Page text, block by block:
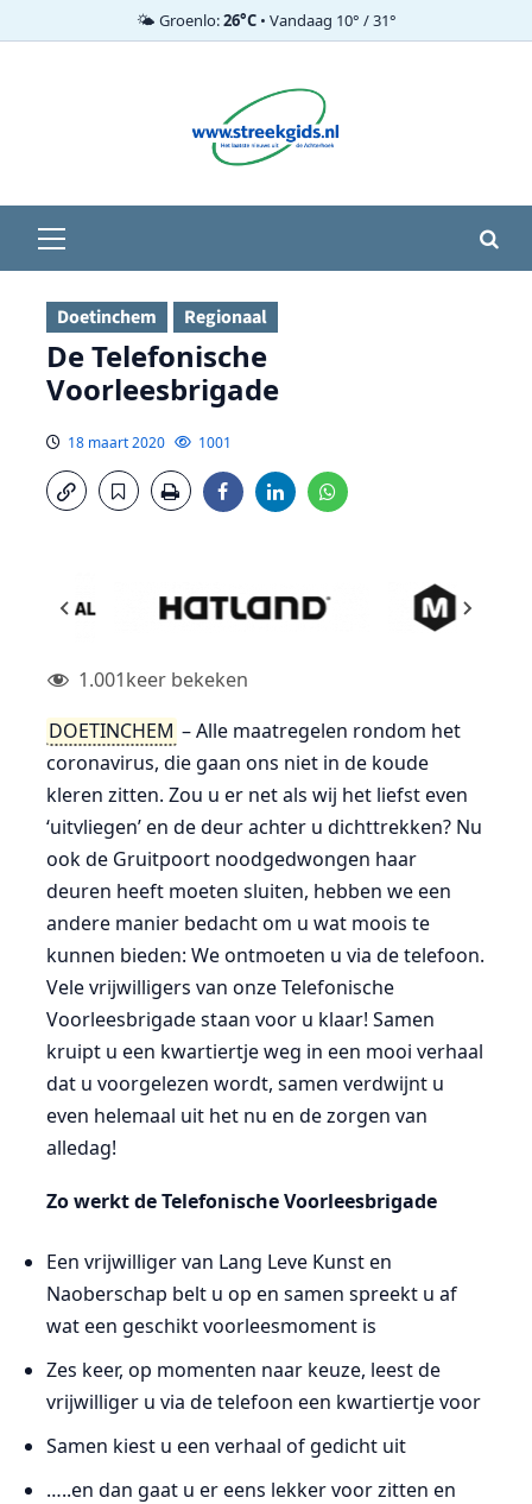
🌤️ Groenlo:26°C• Vandaag 10° / 31°
menu
Doetinchem Regionaal
De Telefonische
Voorleesbrigade
18 maart 2020 1001
1.001keer bekeken
DOETINCHEM – Alle maatregelen rondom het
coronavirus, die gaan ons niet in de koude
kleren zitten. Zou u er net als wij het liefst even
‘uitvliegen’ en de deur achter u dichttrekken? Nu
ook de Gruitpoort noodgedwongen haar
deuren heeft moeten sluiten, hebben we een
andere manier bedacht om u wat moois te
kunnen bieden: We ontmoeten u via de telefoon.
Vele vrijwilligers van onze Telefonische
Voorleesbrigade staan voor u klaar! Samen
kruipt u een kwartiertje weg in een mooi verhaal
dat u voorgelezen wordt, samen verdwijnt u
even helemaal uit het nu en de zorgen van
alledag!
Zo werkt de Telefonische Voorleesbrigade
Een vrijwilliger van Lang Leve Kunst en
Naoberschap belt u op en samen spreekt u af
wat een geschikt voorleesmoment is
Zes keer, op momenten naar keuze, leest de
vrijwilliger u via de telefoon een kwartiertje voor
Samen kiest u een verhaal of gedicht uit
…..en dan gaat u er eens lekker voor zitten en